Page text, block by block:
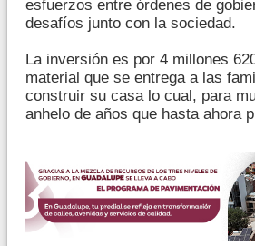
esfuerzos entre órdenes de
desafíos junto con la sociedad.
La inversión es por 4 millones
material que se entrega a las
construir su casa lo cual, para
anhelo de años que hasta ahora